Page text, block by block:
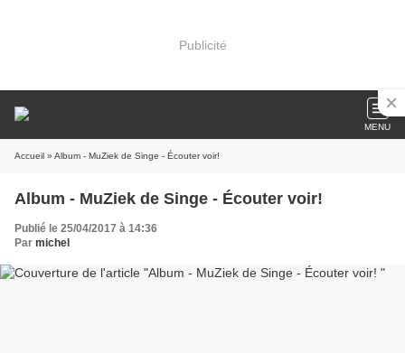
Publicité
MENU
Accueil » Album - MuZiek de Singe - Écouter voir!
Album - MuZiek de Singe - Écouter voir!
Publié le 25/04/2017 à 14:36
Par michel